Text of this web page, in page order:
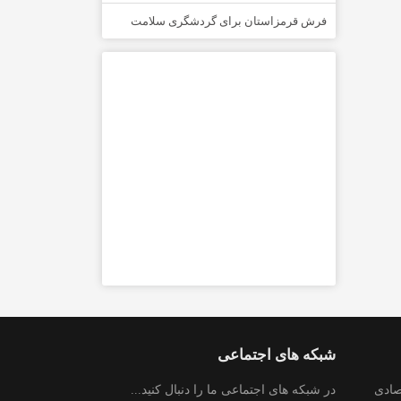
فرش قرمزاستان برای گردشگری سلامت
شبکه های اجتماعی
در شبکه های اجتماعی ما را دنبال کنید...